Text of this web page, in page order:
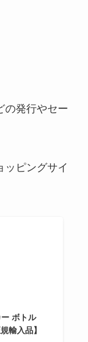
の発行やセー
ッピングサイ
ボトル
輸入品】